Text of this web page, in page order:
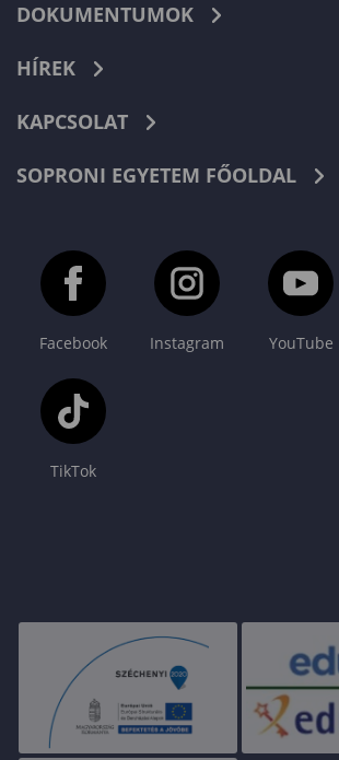
DOKUMENTUMOK
HÍREK
KAPCSOLAT
SOPRONI EGYETEM FŐOLDAL
Facebook Instagram YouTube
TikTok